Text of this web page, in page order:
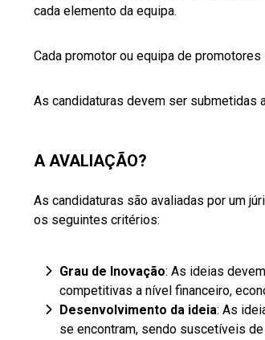
cada elemento da equipa.
Cada promotor ou equipa de
As candidaturas devem ser submetidas
A AVALIAÇÃO?
As candidaturas são avaliadas por um
os seguintes critérios:
Grau de Inovação: As ideias
competitivas a nível financeiro,
Desenvolvimento da ideia: As
se encontram, sendo suscetíveis